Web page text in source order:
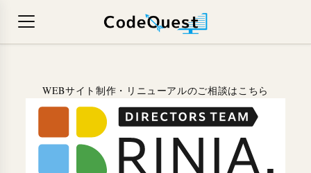
WEBサイト制作・リニューアルのご相談はこちら